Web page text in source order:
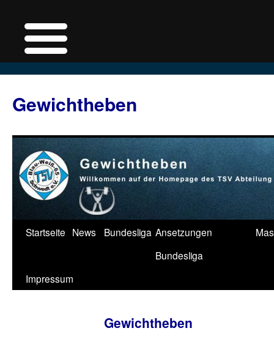
springen
Gewichtheben
Startseite News Bundesliga Ansetzungen
Bundesliga
Impressum
Gewichtheben